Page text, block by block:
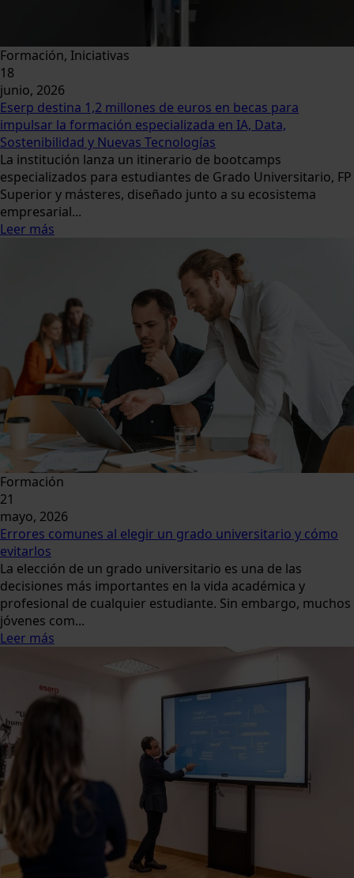
Formación, Iniciativas
18
junio, 2026
Eserp destina 1,2 millones de euros en becas para
impulsar la formación especializada en IA, Data,
Sostenibilidad y Nuevas Tecnologías
La institución lanza un itinerario de bootcamps
especializados para estudiantes de Grado Universitario, FP
Superior y másteres, diseñado junto a su ecosistema
empresarial...
Leer más
Formación
21
mayo, 2026
Errores comunes al elegir un grado universitario y cómo
evitarlos
La elección de un grado universitario es una de las
decisiones más importantes en la vida académica y
profesional de cualquier estudiante. Sin embargo, muchos
jóvenes com...
Leer más